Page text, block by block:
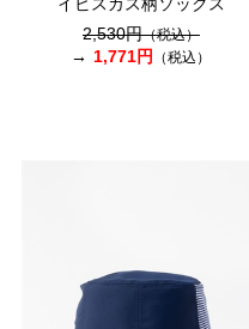
2,530円（税込）
1,771円 （税込）